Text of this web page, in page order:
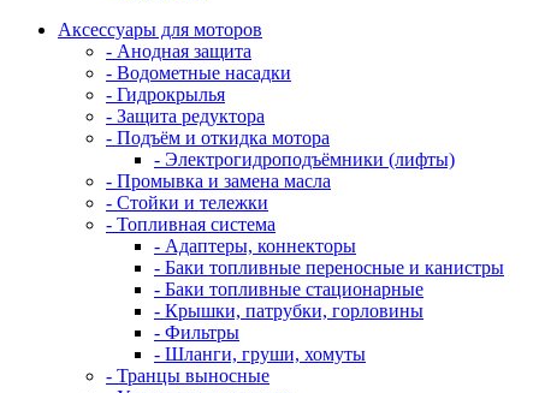
Аксессуары для моторов
- Анодная защита
- Водометные насадки
- Гидрокрылья
- Защита редуктора
- Подъём и откидка мотора
- Электрогидроподъёмники (лифты)
- Промывка и замена масла
- Стойки и тележки
- Топливная система
- Адаптеры, коннекторы
- Баки топливные переносные и канистры
- Баки топливные стационарные
- Крышки, патрубки, горловины
- Фильтры
- Шланги, груши, хомуты
- Транцы выносные